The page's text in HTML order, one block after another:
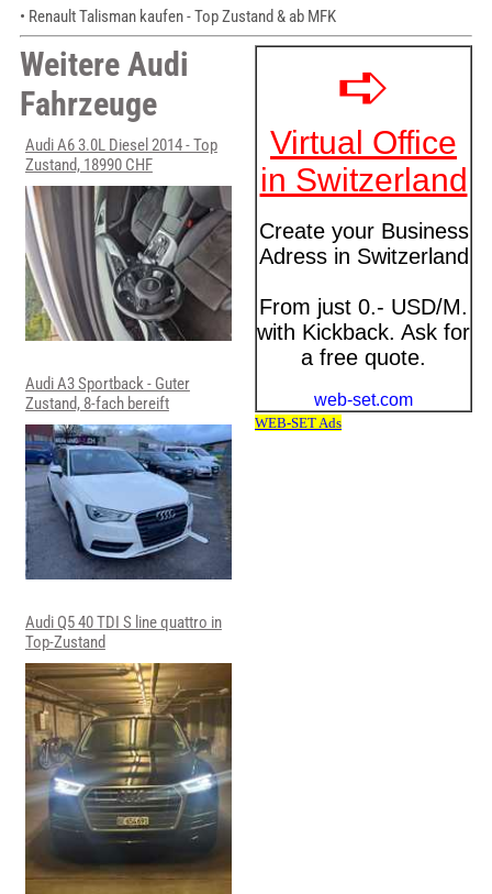
• Renault Talisman kaufen - Top Zustand & ab MFK
Weitere Audi
Fahrzeuge
Audi A6 3.0L Diesel 2014 - Top
Zustand, 18990 CHF
Audi A3 Sportback - Guter
Zustand, 8-fach bereift
Audi Q5 40 TDI S line quattro in
Top-Zustand